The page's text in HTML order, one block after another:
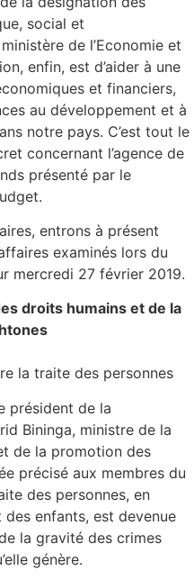
social et
de l’Economie et
enfin, est d’aider à une
et financiers,
au développement et à
notre pays. C’est tout le
concernant l’agence de
présenté par le
entrons à présent
examinés lors du
mercredi 27 février 2019.
droits humains et de la
la traite des personnes
président de la
Bininga, ministre de la
de la promotion des
précisé aux membres du
des personnes, en
enfants, est devenue
la gravité des crimes
génère.